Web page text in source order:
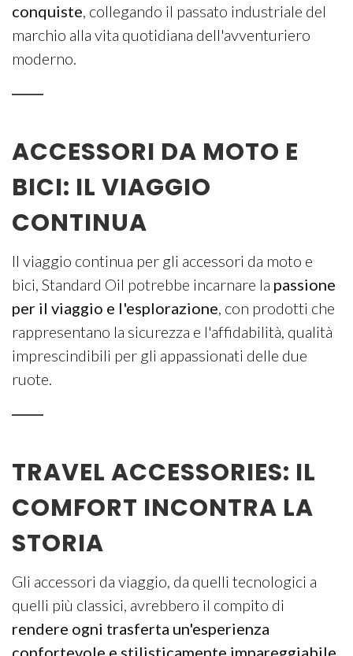
conquiste, collegando il passato industriale del
marchio alla vita quotidiana dell'avventuriero
moderno.
ACCESSORI DA MOTO E
BICI: IL VIAGGIO
CONTINUA
Il viaggio continua per gli accessori da moto e
bici, Standard Oil potrebbe incarnare la passione
per il viaggio e l'esplorazione, con prodotti che
rappresentano la sicurezza e l'affidabilità, qualità
imprescindibili per gli appassionati delle due
ruote.
TRAVEL ACCESSORIES: IL
COMFORT INCONTRA LA
STORIA
Gli accessori da viaggio, da quelli tecnologici a
quelli più classici, avrebbero il compito di
rendere ogni trasferta un'esperienza